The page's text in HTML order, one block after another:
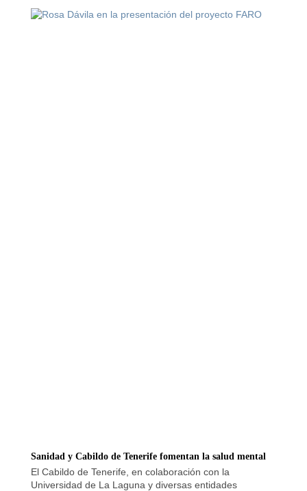
Sanidad y Cabildo de Tenerife fomentan la salud mental
El Cabildo de Tenerife, en colaboración con la
Universidad de La Laguna y diversas entidades